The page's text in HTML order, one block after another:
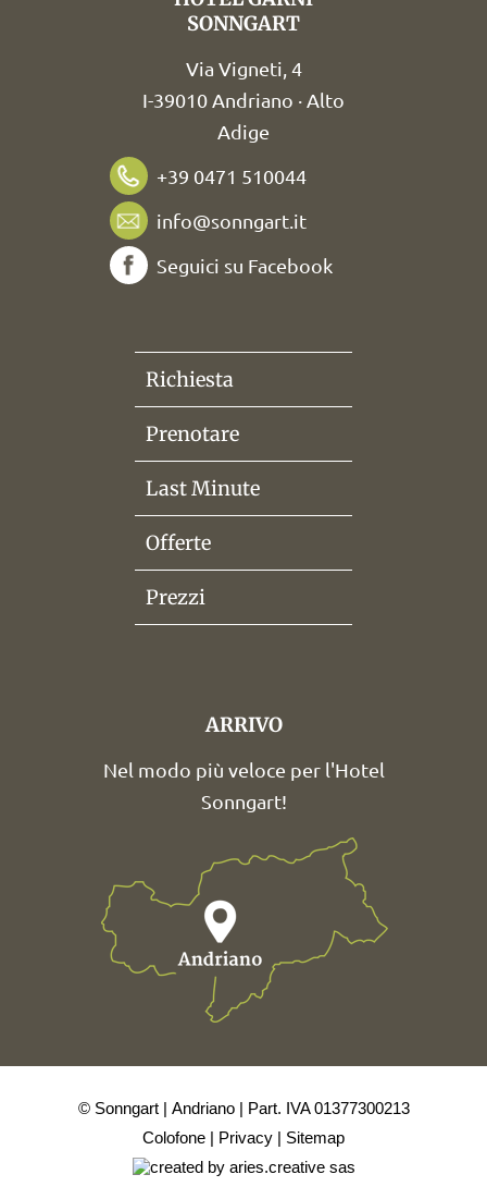
SONNGART
Via Vigneti, 4
I-39010 Andriano · Alto
Adige
+39 0471 510044
info@sonngart.it
Seguici su Facebook
Richiesta
Prenotare
Last Minute
Offerte
Prezzi
ARRIVO
Nel modo più veloce per l'Hotel
Sonngart!
© Sonngart Andriano
Part. IVA 01377300213
Colofone
Privacy Sitemap